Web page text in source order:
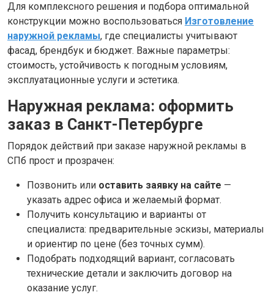
Для комплексного решения и подбора оптимальной
конструкции можно воспользоваться Изготовление
наружной рекламы, где специалисты учитывают
фасад, брендбук и бюджет. Важные параметры:
стоимость, устойчивость к погодным условиям,
эксплуатационные услуги и эстетика.
Наружная реклама: оформить
заказ в Санкт-Петербурге
Порядок действий при заказе наружной рекламы в
СПб прост и прозрачен:
Позвонить или оставить заявку на сайте —
указать адрес офиса и желаемый формат.
Получить консультацию и варианты от
специалиста: предварительные эскизы, материалы
и ориентир по цене (без точных сумм).
Подобрать подходящий вариант, согласовать
технические детали и заключить договор на
оказание услуг.